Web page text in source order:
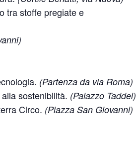
tra stoffe pregiate e
(Partenza da via Roma)
sostenibilità. (Palazzo Taddei)
Circo. (Piazza San Giovanni)